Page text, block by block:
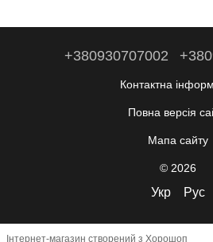
+380930707002
Контактна
Повна версія
Мапа сайту
© 2026
Укр Рус
Інтернет-магазин створений з Хорошоп